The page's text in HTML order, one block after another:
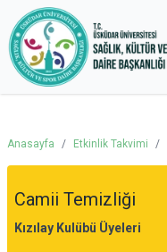
Anasayfa / Etkinlik Takvimi /
Camii Temizliği
Kızılay Kulübü Üyeleri